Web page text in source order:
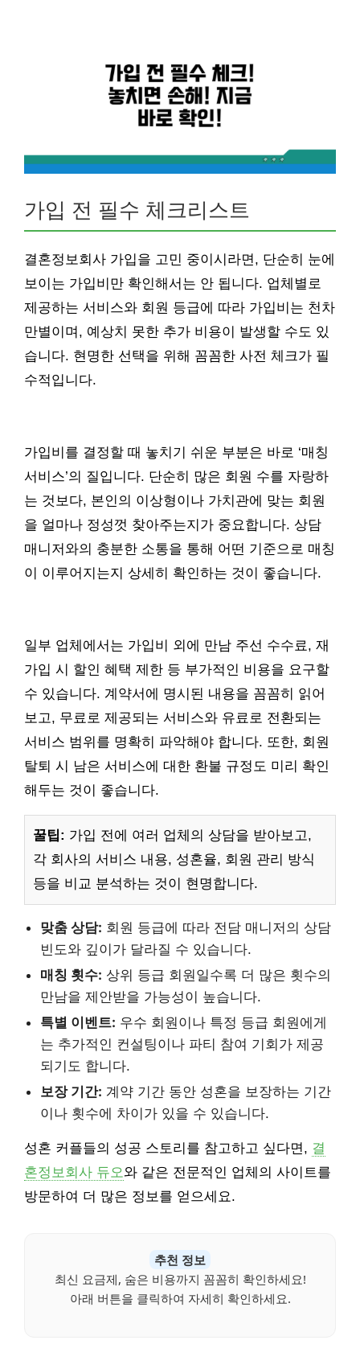
가입 전 필수 체크리스트
결혼정보회사 가입을 고민 중이시라면, 단순히 눈에
보이는 가입비만 확인해서는 안 됩니다. 업체별로
제공하는 서비스와 회원 등급에 따라 가입비는 천차
만별이며, 예상치 못한 추가 비용이 발생할 수도 있
습니다. 현명한 선택을 위해 꼼꼼한 사전 체크가 필
수적입니다.
가입비를 결정할 때 놓치기 쉬운 부분은 바로 ‘매칭
서비스’의 질입니다. 단순히 많은 회원 수를 자랑하
는 것보다, 본인의 이상형이나 가치관에 맞는 회원
을 얼마나 정성껏 찾아주는지가 중요합니다. 상담
매니저와의 충분한 소통을 통해 어떤 기준으로 매칭
이 이루어지는지 상세히 확인하는 것이 좋습니다.
일부 업체에서는 가입비 외에 만남 주선 수수료, 재
가입 시 할인 혜택 제한 등 부가적인 비용을 요구할
수 있습니다. 계약서에 명시된 내용을 꼼꼼히 읽어
보고, 무료로 제공되는 서비스와 유료로 전환되는
서비스 범위를 명확히 파악해야 합니다. 또한, 회원
탈퇴 시 남은 서비스에 대한 환불 규정도 미리 확인
해두는 것이 좋습니다.
꿀팁: 가입 전에 여러 업체의 상담을 받아보고,
각 회사의 서비스 내용, 성혼율, 회원 관리 방식
등을 비교 분석하는 것이 현명합니다.
맞춤 상담: 회원 등급에 따라 전담 매니저의 상담
빈도와 깊이가 달라질 수 있습니다.
매칭 횟수: 상위 등급 회원일수록 더 많은 횟수의
만남을 제안받을 가능성이 높습니다.
특별 이벤트: 우수 회원이나 특정 등급 회원에게
는 추가적인 컨설팅이나 파티 참여 기회가 제공
되기도 합니다.
보장 기간: 계약 기간 동안 성혼을 보장하는 기간
이나 횟수에 차이가 있을 수 있습니다.
성혼 커플들의 성공 스토리를 참고하고 싶다면, 결
혼정보회사 듀오와 같은 전문적인 업체의 사이트를
방문하여 더 많은 정보를 얻으세요.
추천 정보
최신 요금제, 숨은 비용까지 꼼꼼히 확인하세요!
아래 버튼을 클릭하여 자세히 확인하세요.